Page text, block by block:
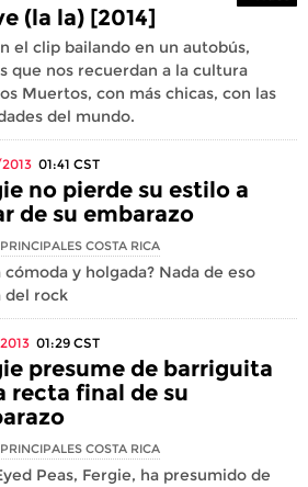
(la la) [2014]
el clip bailando en un autobús,
que nos recuerdan a la cultura
Muertos, con más chicas, con las
del mundo.
01:41 CST
no pierde su estilo a
de su embarazo
COSTA RICA
cómoda y holgada? Nada de eso
del rock
01:29 CST
presume de barriguita
recta final de su
COSTA RICA
Peas, Fergie, ha presumido de